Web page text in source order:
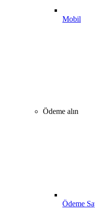
Mobil
Ödeme alın
Ödeme